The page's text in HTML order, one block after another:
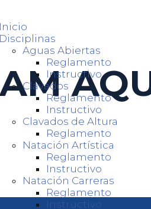
Inicio
Disciplinas
Aguas Abiertas
Reglamento
Instructivo
Clavados
Reglamento
Instructivo
Clavados de Altura
Reglamento
Natación Artística
Reglamento
Instructivo
Natación Carreras
Reglamento
Instructivo